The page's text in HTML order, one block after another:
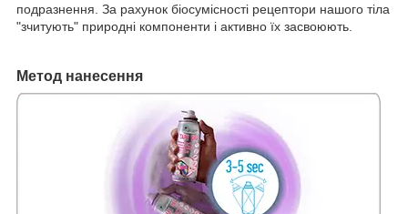
подразнення. За рахунок біосумісності рецептори нашого тіла
"зчитують" природні компоненти і активно їх засвоюють.
Метод нанесення